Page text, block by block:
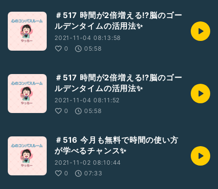
＃517 時間が2倍増える⁉️脳のゴー
ルデンタイムの活用法✨
2021-11-04 08:13:58
0
05:58
＃517 時間が2倍増える⁉️脳のゴー
ルデンタイムの活用法✨
2021-11-04 08:11:52
0
05:58
＃516 今月も無料で時間の使い方
が学べるチャンス✨
2021-11-02 08:10:44
0
07:33